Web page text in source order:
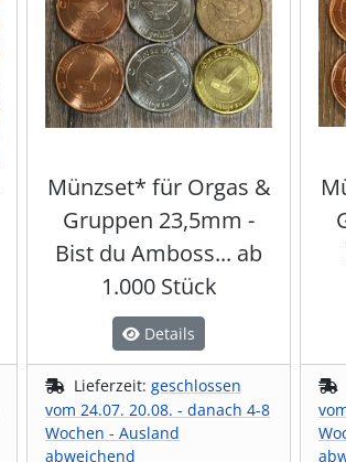
Münzset* für Orgas &
Gruppen 23,5mm -
Bist du Amboss... ab
1.000 Stück
Details
Lieferzeit: geschlossen
vom 24.07. 20.08. - danach 4-8
Wochen - Ausland
abweichend